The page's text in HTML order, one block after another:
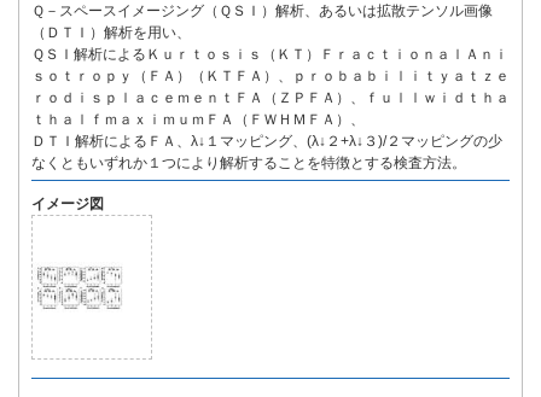
Ｑ－スペースイメージング（ＱＳＩ）解析、あるいは拡散テンソル画像
（ＤＴＩ）解析を用い、
ＱＳＩ解析によるＫｕｒｔｏｓｉｓ（ＫＴ）ＦｒａｃｔｉｏｎａｌＡｎｉ
ｓｏｔｒｏｐｙ（ＦＡ）（ＫＴＦＡ）、ｐｒｏｂａｂｉｌｉｔｙａｔｚｅ
ｒｏｄｉｓｐｌａｃｅｍｅｎｔＦＡ（ＺＰＦＡ）、ｆｕｌｌｗｉｄｔｈａ
ｔｈａｌｆｍａｘｉｍｕｍＦＡ（ＦＷＨＭＦＡ）、
ＤＴＩ解析によるＦＡ、λ↓１マッピング、(λ↓２+λ↓３)/２マッピングの少
なくともいずれか１つにより解析することを特徴とする検査方法。
イメージ図